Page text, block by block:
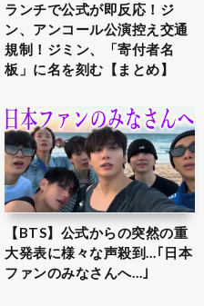
ランチで公式が即反応！ジ
ン、アンコール公演控え交通
規制！ジミン、「寄付者名
板」に名を刻む【まとめ】
【BTS】公式からの突然の重
大発表に様々な声殺到…｢日本
ファンのみなさんへ…｣